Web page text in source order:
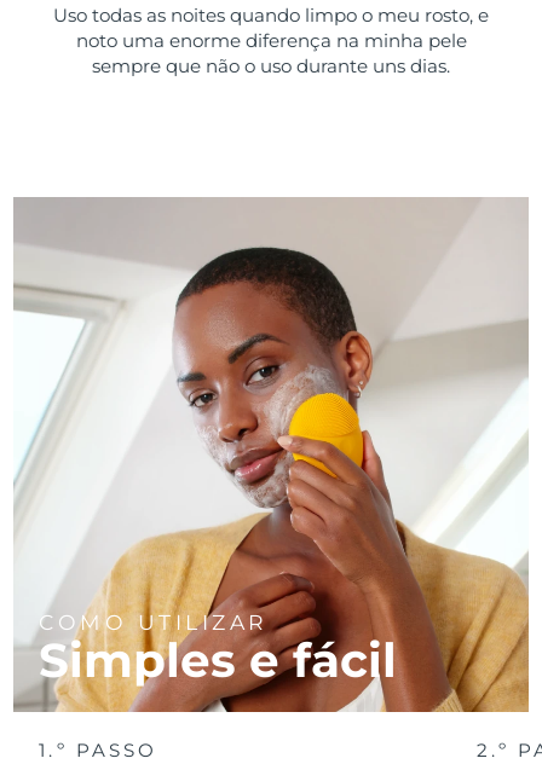
Uso todas as noites quando limpo o meu rosto, e
noto uma enorme diferença na minha pele
sempre que não o uso durante uns dias.
COMO UTILIZAR
Simples e fácil
1.º PASSO 2.º